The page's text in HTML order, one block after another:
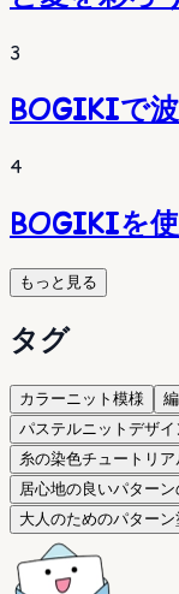
3
BOGIKIで
4
BOGIKIを
もっと見る
タグ
カラーニット模様
パステルニットデザイ
糸の染色チュートリア
居心地の良いパター
大人のためのパター